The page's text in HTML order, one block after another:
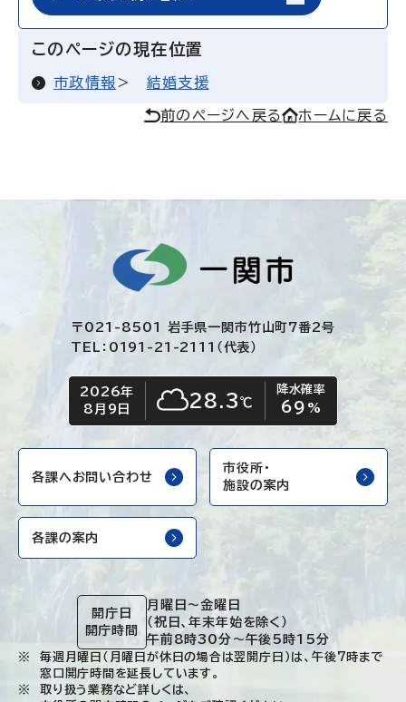
このページの現在位置
市政情報 結婚支援
前のページへ戻る ホームに戻る
〒021-8501 岩手県一関市竹山町7番2号
TEL：0191-21-2111（代表）
今日の日付
2026年
8月9日
今日の天気
くもり28.3℃
降水確率
69 %
各課へお問い合わせ
市役所・
施設の案内
各課の案内
開庁日
開庁時間
月曜日～金曜日
（祝日、年末年始を除く）
午前8時30分～午後5時15分
毎週月曜日（月曜日が休日の場合は翌開庁日）は、午後7時まで
窓口開庁時間を延長しています。
取り扱う業務など詳しくは、